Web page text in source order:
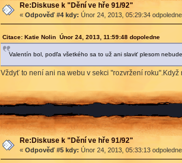
Re:Diskuse k "Dění ve hře 91/92"
« Odpověď #4 kdy: Únor 24, 2013, 05:29:34
Citace: Katie Nolin Únor 24, 2013, 11:59:48 dopoledne
Valentín bol, podľa všetkého sa to už ani slaviť plesom
Vždyť to není ani na webu v sekci "rozvržení roku".Když
Re:Diskuse k "Dění ve hře 91/92"
« Odpověď #5 kdy: Únor 24, 2013, 05:33:13